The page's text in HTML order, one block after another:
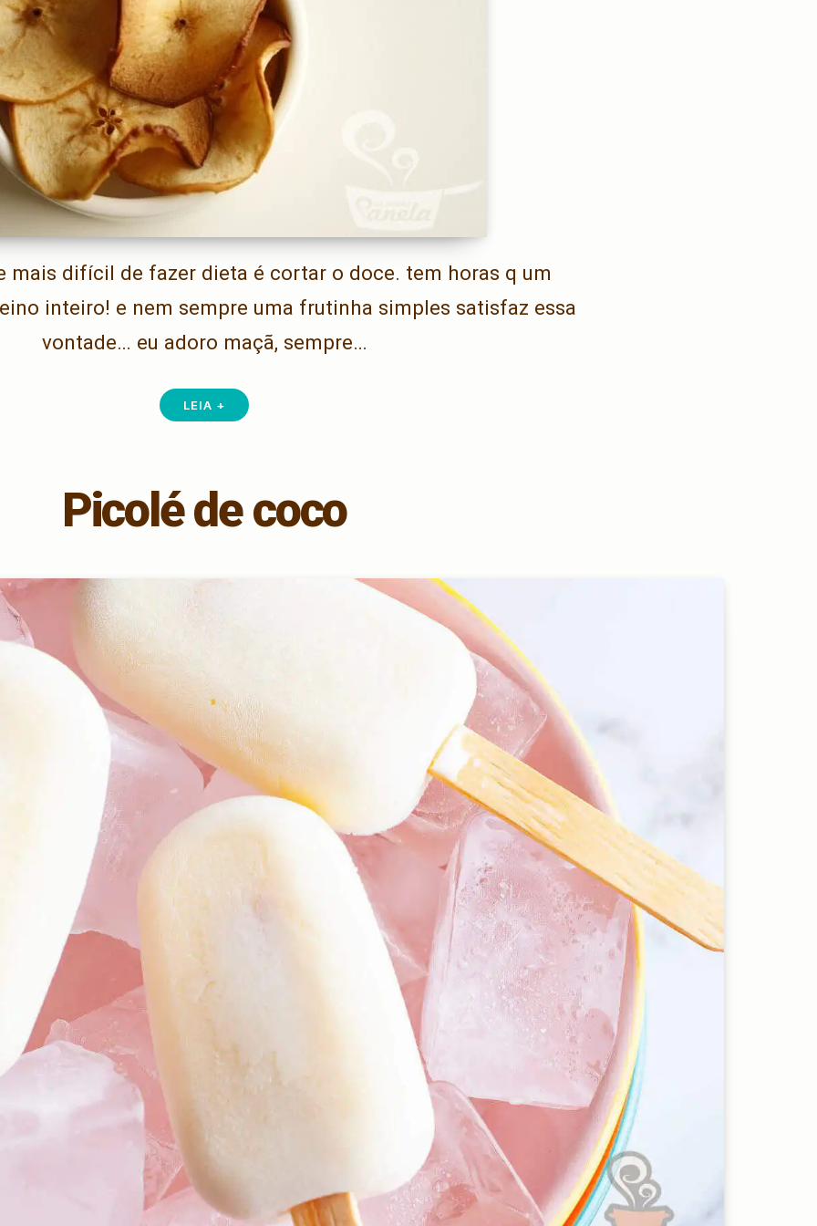
mais difícil de fazer dieta é cortar o doce. tem horas q um
inteiro! e nem sempre uma frutinha simples satisfaz essa
vontade… eu adoro maçã, sempre…
LEIA +
Picolé de coco